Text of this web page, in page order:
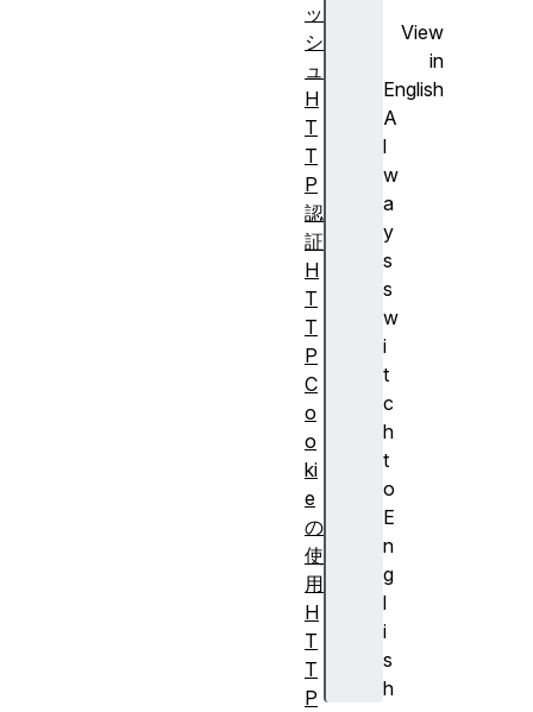
View
in
English
A
l
w
a
y
s
s
w
i
t
c
h
t
o
E
n
g
l
i
s
h
ッ
シ
ュ
H
T
T
P
認
証
H
T
T
P
C
o
o
ki
e
の
使
用
H
T
T
P